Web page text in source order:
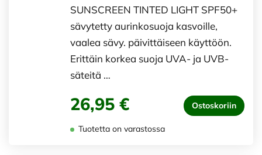
SUNSCREEN TINTED LIGHT SPF50+
sävytetty aurinkosuoja kasvoille,
vaalea sävy. päivittäiseen käyttöön.
Erittäin korkea suoja UVA- ja UVB-
säteitä …
26,95 € Ostoskoriin
Tuotetta on varastossa